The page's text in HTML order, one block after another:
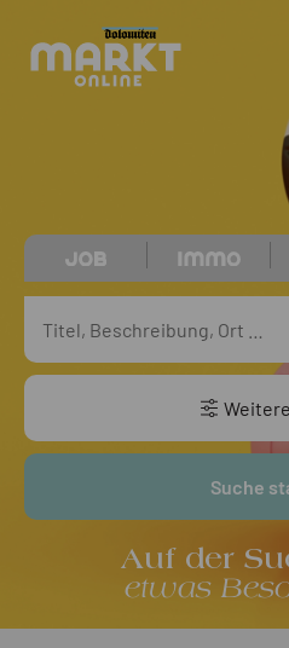
Auf der
etwas
Suche